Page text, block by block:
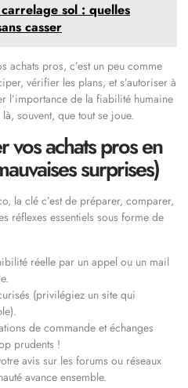
sol : quelles
casser
pros, c’est un peu comme
vérifier les plans, et s’autoriser à
l’importance de la fiabilité humaine
souvent, que tout se joue.
vos achats pros en
surprises)
la clé c’est de préparer, comparer,
réflexes essentiels sous forme de
réelle par un appel ou un mail
(privilégiez un site qui
de commande et échanges
prudents !
avis sur les forums ou réseaux
avance ensemble.